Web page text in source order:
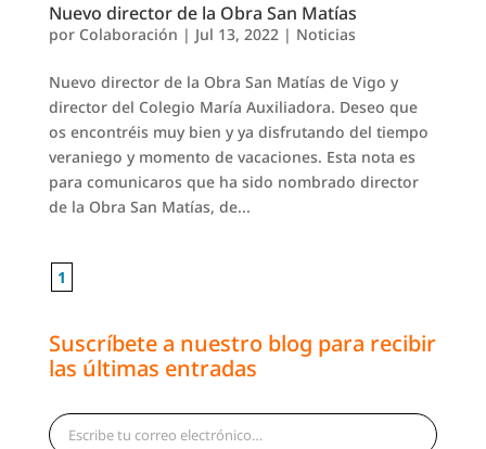
Nuevo director de la Obra San Matías
por Colaboración | Jul 13, 2022| Noticias
Nuevo director de la Obra San Matías de Vigo y
director del Colegio María Auxiliadora. Deseo que
os encontréis muy bien y ya disfrutando del tiempo
veraniego y momento de vacaciones. Esta nota es
para comunicaros que ha sido nombrado director
de la Obra San Matías, de...
1
Suscríbete a nuestro blog para recibir
las últimas entradas
Escribe tu correo electrónico…